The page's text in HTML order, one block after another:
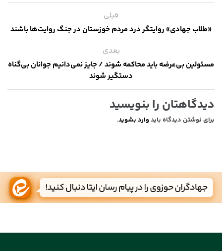
قبلی
«طلاب جهادی» روایتگر درد مردم خوزستان در جنگ روایت‌ها باشند
بعدی
مسئولین بی‌عرضه باید محاکمه شوند / جایز نمی‌دانیم جوانان بی‌گناه
دستگیر شوند
دیدگاهتان را بنویسید
برای نوشتن دیدگاه باید وارد بشوید.